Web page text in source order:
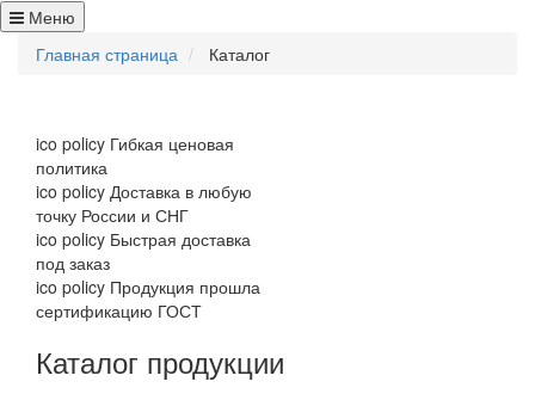
Меню
Главная страница
Каталог
ico policy Гибкая ценовая
политика
ico policy Доставка в любую
точку России и СНГ
ico policy Быстрая доставка
под заказ
ico policy Продукция прошла
сертификацию ГОСТ
Каталог продукции